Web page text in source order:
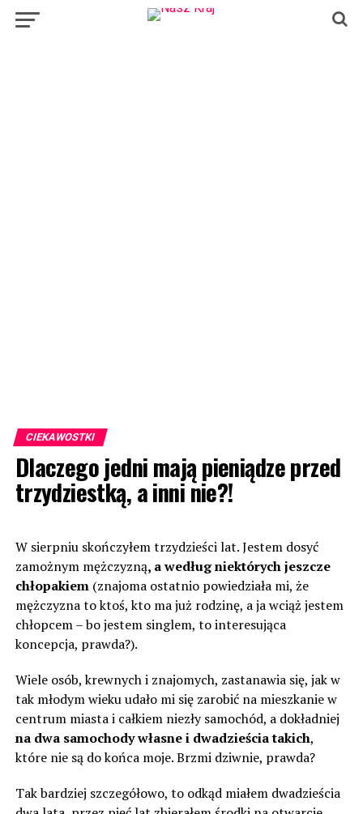
CIEKAWOSTKI
Dlaczego jedni mają pieniądze przed
trzydziestką, a inni nie?!
W sierpniu skończyłem trzydzieści lat. Jestem dosyć
zamożnym mężczyzną, a według niektórych jeszcze
chłopakiem(znajoma ostatnio powiedziała mi, że
mężczyzna to ktoś, kto ma już rodzinę, a ja wciąż jestem
chłopcem – bo jestem singlem, to interesująca
koncepcja, prawda?).
Wiele osób, krewnych i znajomych, zastanawia się, jak w
tak młodym wieku udało mi się zarobić na mieszkanie w
centrum miasta i całkiem niezły samochód, a dokładniej
na dwa samochody własne i dwadzieścia takich,
które nie są do końca moje. Brzmi dziwnie, prawda?
Tak bardziej szczegółowo, to odkąd miałem dwadzieścia